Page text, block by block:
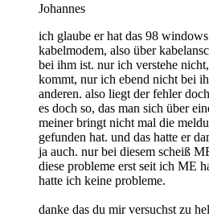
Johannes
ich glaube er hat das 98
kabelmodem, also über
bei ihm ist. nur ich verstehe
kommt, nur ich ebend nicht bei
anderen. also liegt der fehler
es doch so, das man sich über
meiner bringt nicht mal die
gefunden hat. und das hatte er
ja auch. nur bei diesem scheiß
diese probleme erst seit ich ME
hatte ich keine probleme.
danke das du mir versuchst zu